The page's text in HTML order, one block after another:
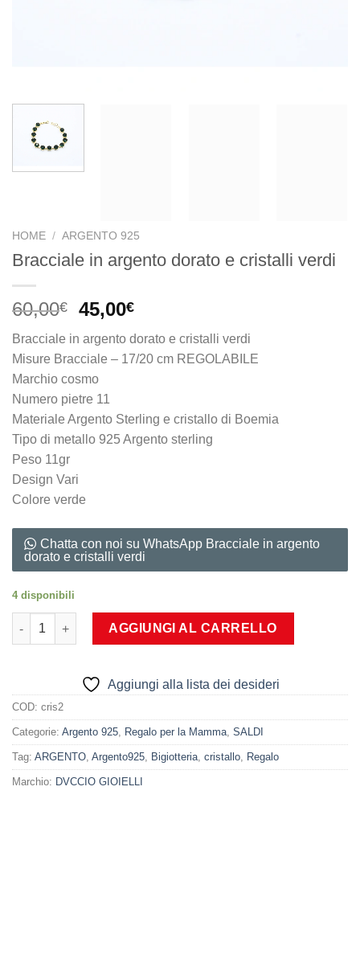
HOME / ARGENTO 925
Bracciale in argento dorato e cristalli verdi
60,00€
Il
originale
era:
60,00€.
45,00€Il
attuale
è:
Bracciale in argento dorato e cristalli verdi
Misure Bracciale – 17/20 cm REGOLABILE
Marchio cosmo
Numero pietre 11
Materiale Argento Sterling e cristallo di Boemia
Tipo di metallo 925 Argento sterling
Peso 11gr
Design Vari
Colore verde
Chatta con noi su WhatsApp Bracciale in argento
dorato e cristalli verdi
4 disponibili
Bracciale in argento dorato e cristalli verdi quantità
AGGIUNGI AL CARRELLO
Aggiungi alla lista dei desideri
COD: cris2
Categorie: Argento 925, Regalo per la Mamma, SALDI
Tag: ARGENTO, Argento925, Bigiotteria, cristallo, Regalo
Marchio: DVCCIO GIOIELLI